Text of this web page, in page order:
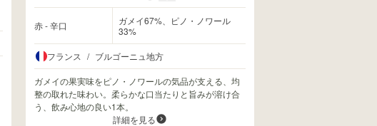
赤 - 辛口
ガメイ67%、ピノ・ノワール
33%
フランス / ブルゴーニュ地方
ガメイの果実味をピノ・ノワールの気品が支える、均
整の取れた味わい。柔らかな口当たりと旨みが溶け合
う、飲み心地の良い1本。
詳細を見る